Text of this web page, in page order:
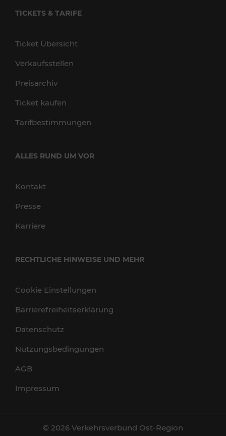
TICKETS & TARIFE
Ticket Übersicht
Verkaufsstellen
Preisarchiv
Ticket kaufen
Tarifbestimmungen
ALLES RUND UM VOR
Kontakt
Presse
Karriere
RECHTLICHE HINWEISE UND MEHR
Cookie Einstellungen
Barrierefreiheitserklärung
Datenschutz
Nutzungsbedingungen
AGB
Impressum
© 2026 Verkehrsverbund Ost-Region